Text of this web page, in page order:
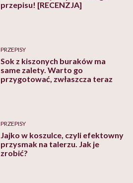
przepisu! [RECENZJA]
PRZEPISY
Sok z kiszonych buraków ma
same zalety. Warto go
przygotować, zwłaszcza teraz
PRZEPISY
Jajko w koszulce, czyli efektowny
przysmak na talerzu. Jak je
zrobić?